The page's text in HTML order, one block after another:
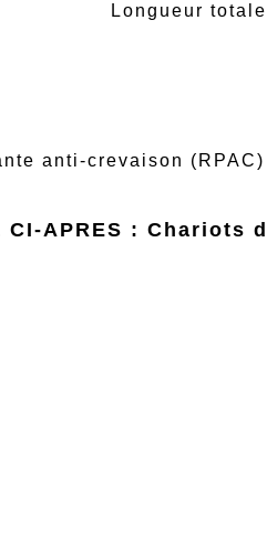
Longueur
anti-crevaison (RPAC)
CI-APRES :Chariots